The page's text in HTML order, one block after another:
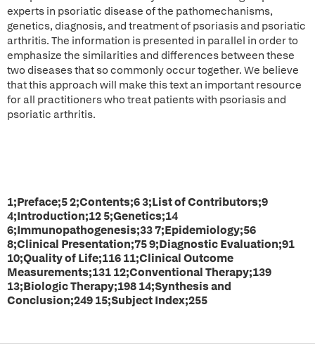
experts in psoriatic disease of the pathomechanisms,
genetics, diagnosis, and treatment of psoriasis and psoriatic
arthritis. The information is presented in parallel in order to
emphasize the similarities and differences between these
two diseases that so commonly occur together. We believe
that this approach will make this text an important resource
for all practitioners who treat patients with psoriasis and
psoriatic arthritis.
1;Preface;5 2;Contents;6 3;List of Contributors;9
4;Introduction;12 5;Genetics;14
6;Immunopathogenesis;33 7;Epidemiology;56
8;Clinical Presentation;75 9;Diagnostic Evaluation;91
10;Quality of Life;116 11;Clinical Outcome
Measurements;131 12;Conventional Therapy;139
13;Biologic Therapy;198 14;Synthesis and
Conclusion;249 15;Subject Index;255